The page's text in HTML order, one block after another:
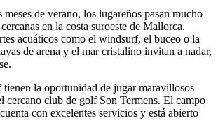
meses de verano, los lugareños pasan mucho
en la costa suroeste de Mallorca.
acuáticos como el windsurf, el buceo o la
de arena y el mar cristalino invitan a nadar,
tienen la oportunidad de jugar maravillosos
cercano club de golf Son Termens. El campo
con excelentes servicios y está abierto